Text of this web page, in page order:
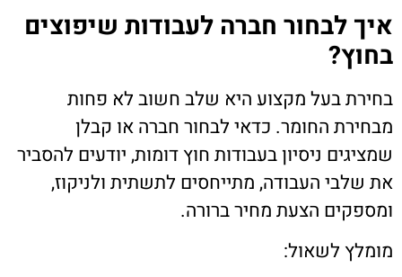
איך לבחור חברה לעבודות שיפוצים
בחוץ?
בחירת בעל מקצוע היא שלב חשוב לא פחות
מבחירת החומר. כדאי לבחור חברה או קבלן
שמציגים ניסיון בעבודות חוץ דומות, יודעים להסביר
את שלבי העבודה, מתייחסים לתשתית ולניקוז,
ומספקים הצעת מחיר ברורה.
מומלץ לשאול: